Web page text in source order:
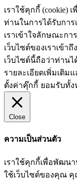
เราใช้คุกกี้ (cookie)
ท่านในการได้รับกา
เราเข้าใจลักษณะกา
เว็บไซต์ของเราเข้า
เว็บไซต์นี้ถือว่าท่าน
รายละเอียดเพิ่มเติ
ตั้งค่าคุ๊กกี้ ยอมรับทั้
Close
ความเป็นส่วนตัว
เราใช้คุกกี้เพื่อพัฒน
ใช้เว็บไซต์ของคุณ คุ